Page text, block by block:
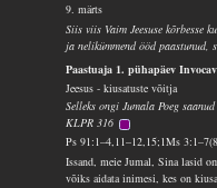
9. märts
Siis viis Vaim Jeesuse kõrbesse
ja nelikümmend ööd
Paastuaja 1. pühapäev
Jeesus - kiusatuste võitja
Selleks ongi Jumala Poeg
KLPR 316
Ps 91:1–4,11–12,15;1Ms
Issand, meie Jumal, Sina lasid
võiks aidata inimesi, kes on